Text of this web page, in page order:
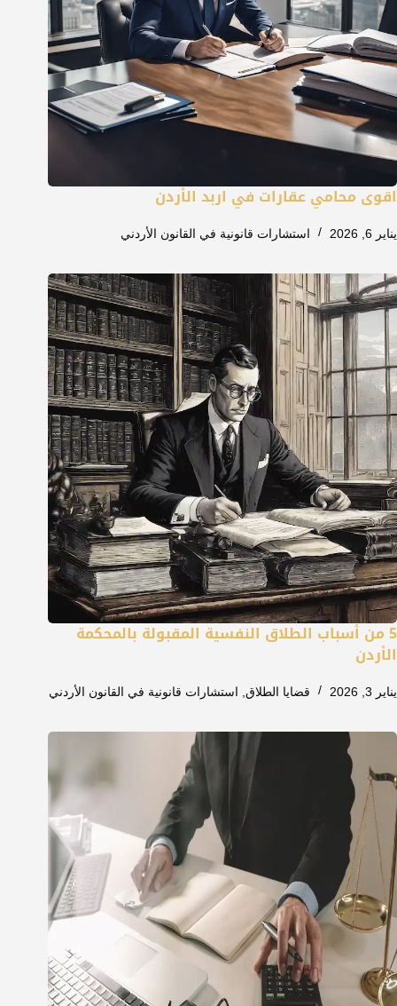
اقوى محامي عقارات في اربد الأردن
يناير 6, 2026 استشارات قانونية في القانون الأردني
5 من أسباب الطلاق النفسية المقبولة بالمحكمة
الأردن
يناير 3, 2026 قضايا الطلاق استشارات قانونية في القانون الأردني